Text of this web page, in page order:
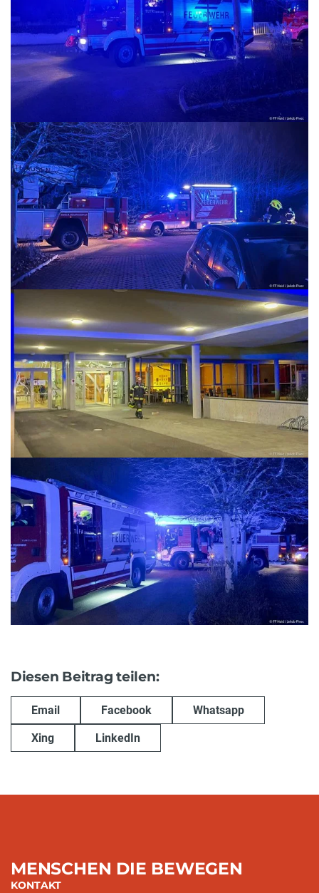
Diesen Beitrag teilen:
Email Facebook Whatsapp
Xing LinkedIn
MENSCHEN DIE BEWEGEN
KONTAKT